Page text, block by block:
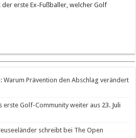
erste Ex-Fußballer, welcher Golf
Warum Prävention den Abschlag verändert
erste Golf-Community weiter aus 23. Juli
schreibt bei The Open